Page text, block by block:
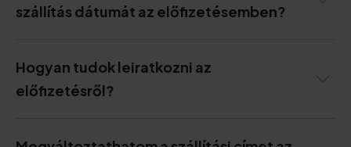
szállítás dátumát az előfizetésemben?
Hogyan tudok leiratkozni az
előfizetésről?